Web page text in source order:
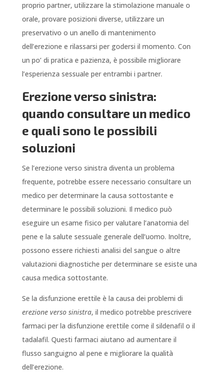
proprio partner, utilizzare la stimolazione manuale o
orale, provare posizioni diverse, utilizzare un
preservativo o un anello di mantenimento
dell’erezione e rilassarsi per godersi il momento. Con
un po’ di pratica e pazienza, è possibile migliorare
l’esperienza sessuale per entrambi i partner.
Erezione verso sinistra:
quando consultare un medico
e quali sono le possibili
soluzioni
Se l’erezione verso sinistra diventa un problema
frequente, potrebbe essere necessario consultare un
medico per determinare la causa sottostante e
determinare le possibili soluzioni. Il medico può
eseguire un esame fisico per valutare l’anatomia del
pene e la salute sessuale generale dell’uomo. Inoltre,
possono essere richiesti analisi del sangue o altre
valutazioni diagnostiche per determinare se esiste una
causa medica sottostante.
Se la disfunzione erettile è la causa dei problemi di
erezione verso sinistra, il medico potrebbe prescrivere
farmaci per la disfunzione erettile come il sildenafil o il
tadalafil. Questi farmaci aiutano ad aumentare il
flusso sanguigno al pene e migliorare la qualità
dell’erezione.